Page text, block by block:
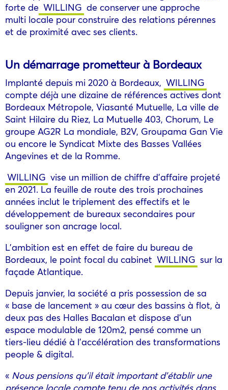
forte de WILLING de conserver une approche
multi locale pour construire des relations pérennes
et de proximité avec ses clients.
Un démarrage prometteur à Bordeaux
Implanté depuis mi 2020 à Bordeaux, WILLING
compte déjà une dizaine de références actives dont
Bordeaux Métropole, Viasanté Mutuelle, La ville de
Saint Hilaire du Riez, La Mutuelle 403, Chorum, Le
groupe AG2R La mondiale, B2V, Groupama Gan Vie
ou encore le Syndicat Mixte des Basses Vallées
Angevines et de la Romme.
WILLING vise un million de chiffre d’affaire projeté
en 2021. La feuille de route des trois prochaines
années inclut le triplement des effectifs et le
développement de bureaux secondaires pour
souligner son ancrage local.
L’ambition est en effet de faire du bureau de
Bordeaux, le point focal du cabinet WILLING sur la
façade Atlantique.
Depuis janvier, la société a pris possession de sa
« base de lancement » au cœur des bassins à flot, à
deux pas des Halles Bacalan et dispose d’un
espace modulable de 120m2, pensé comme un
tiers-lieu dédié à l’accélération des transformations
people & digital.
« Nous pensions qu’il était important d’établir une
présence locale compte tenu de nos activités dans